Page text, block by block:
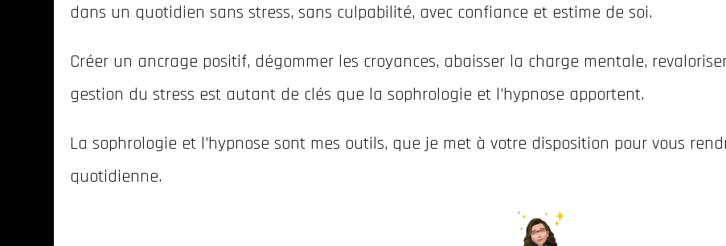
dans un quotidien sans stress, sans culpabilité, avec confiance et estime de soi.
Créer un ancrage positif, dégommer les croyances, abaisser la charge mentale,
gestion du stress est autant de clés que la sophrologie et l’hypnose apportent.
La sophrologie et l’hypnose sont mes outils, que je met à votre disposition pour vous
quotidienne.